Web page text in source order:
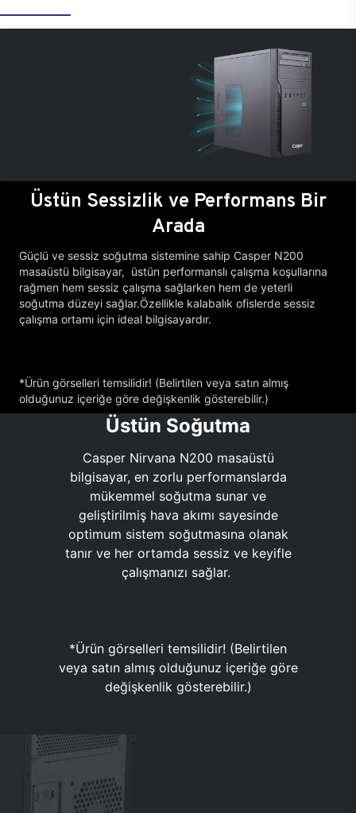
Üstün Sessizlik ve Performans Bir
Arada
Güçlü ve sessiz soğutma sistemine sahip Casper N200
masaüstü bilgisayar, üstün performanslı çalışma koşullarına
rağmen hem sessiz çalışma sağlarken hem de yeterli
soğutma düzeyi sağlar.Özellikle kalabalık ofislerde sessiz
çalışma ortamı için ideal bilgisayardır.
*Ürün görselleri temsilidir! (Belirtilen veya satın almış
olduğunuz içeriğe göre değişkenlik gösterebilir.)
Üstün Soğutma
Casper Nirvana N200 masaüstü
bilgisayar, en zorlu performanslarda
mükemmel soğutma sunar ve
geliştirilmiş hava akımı sayesinde
optimum sistem soğutmasına olanak
tanır ve her ortamda sessiz ve keyifle
çalışmanızı sağlar.
*Ürün görselleri temsilidir! (Belirtilen
veya satın almış olduğunuz içeriğe göre
değişkenlik gösterebilir.)